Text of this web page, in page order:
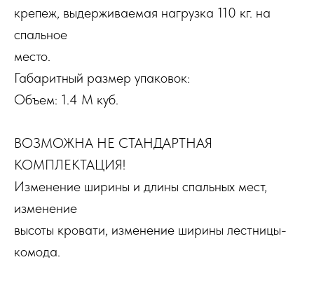
крепеж, выдерживаемая нагрузка 110 кг. на
спальное
место.
Габаритный размер упаковок:
Объем: 1.4 М куб.
ВОЗМОЖНА НЕ СТАНДАРТНАЯ
КОМПЛЕКТАЦИЯ!
Изменение ширины и длины спальных мест,
изменение
высоты кровати, изменение ширины лестницы-
комода.